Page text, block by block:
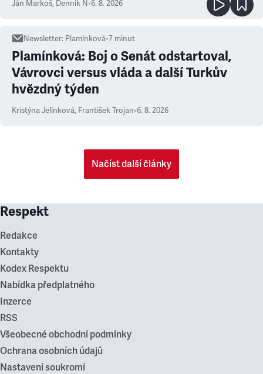
Ján Markoš, Denník N•6. 8. 2026
Newsletter: Plamínková•7 minut
Plamínková: Boj o Senát odstartoval,
Vávrovci versus vláda a další Turkův
hvězdný týden
Kristýna Jelínková, František Trojan•6. 8. 2026
Načíst další články
Respekt
Redakce
Kontakty
Kodex Respektu
Nabídka předplatného
Inzerce
RSS
Všeobecné obchodní podmínky
Ochrana osobních údajů
Nastavení soukromí